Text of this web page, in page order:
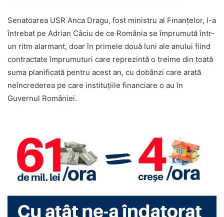
Senatoarea USR Anca Dragu, fost ministru al Finanțelor, l-a
întrebat pe Adrian Câciu de ce România se împrumută într-
un ritm alarmant, doar în primele două luni ale anului fiind
contractate împrumuturi care reprezintă o treime din toată
suma planificată pentru acest an, cu dobânzi care arată
neîncrederea pe care instituțiile financiare o au în
Guvernul României.